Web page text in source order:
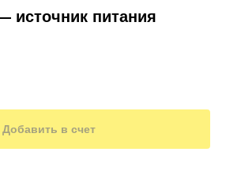
источник питания
Добавить в счет